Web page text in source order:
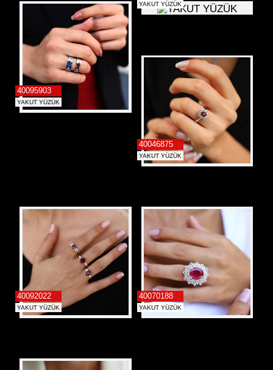
40095903
YAKUT YÜZÜK
YAKUT YÜZÜK
40046875
YAKUT YÜZÜK
40092022
YAKUT YÜZÜK
40070188
YAKUT YÜZÜK